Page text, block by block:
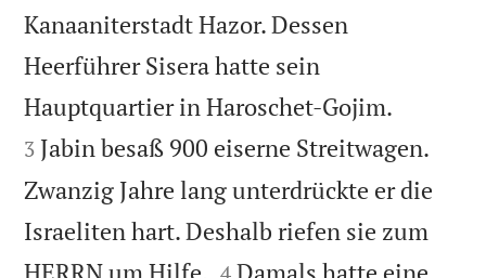
Kanaaniterstadt Hazor. Dessen
Heerführer Sisera hatte sein
Hauptquartier in Haroschet-Gojim.
3 Jabin besaß 900 eiserne Streitwagen.
Zwanzig Jahre lang unterdrückte er die
Israeliten hart. Deshalb riefen sie zum

